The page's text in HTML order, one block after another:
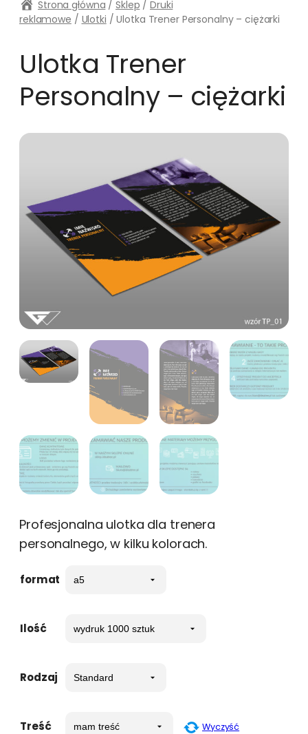
Strona główna / Sklep / Druki
reklamowe / Ulotki / Ulotka Trener Personalny – ciężarki
Ulotka Trener
Personalny – ciężarki
Profesjonalna ulotka dla trenera
personalnego, w kilku kolorach.
format
Ilość
Rodzaj
Treść Wyczyść